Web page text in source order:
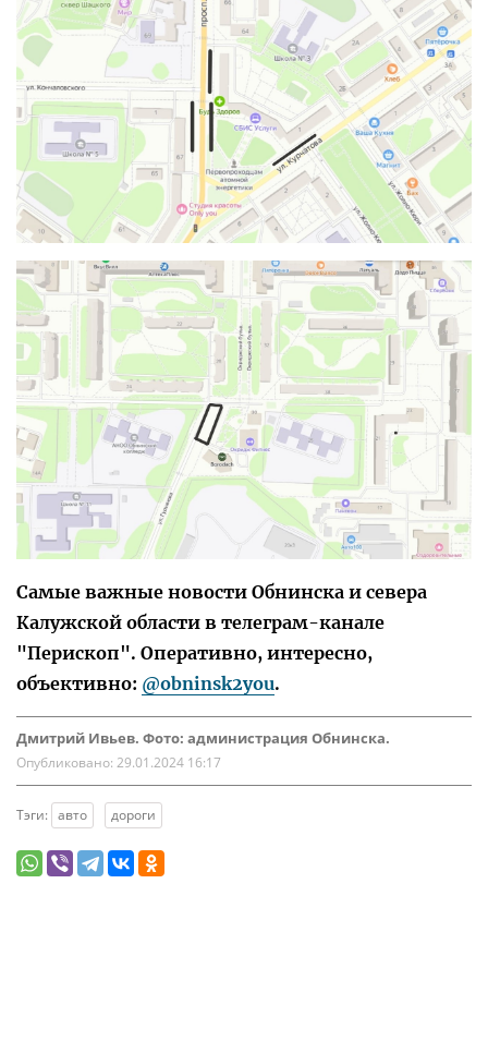
Самые важные новости Обнинска и севера
Калужской области в телеграм-канале
"Перископ". Оперативно, интересно,
объективно: @obninsk2you.
Дмитрий Ивьев. Фото: администрация Обнинска.
Опубликовано: 29.01.2024 16:17
Тэги: авто дороги